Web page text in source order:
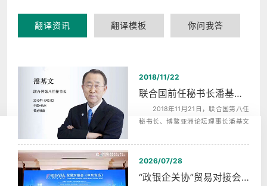
翻译资讯 翻译模板 你问我答
2018/11/22
联合国前任秘书长潘基文西湖和平之夜同声传译翻译
2018年11月21日，联合国第八任
秘书长、博鳌亚洲论坛理事长潘基文
夫...
2026/07/28
“政银企关协”贸易对接会（中东专场）中英文同声传译翻译